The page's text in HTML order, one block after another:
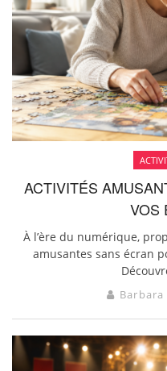
ACTIVITÉS
VOS
À l’ère du numérique,
amusantes sans écran
Barbara